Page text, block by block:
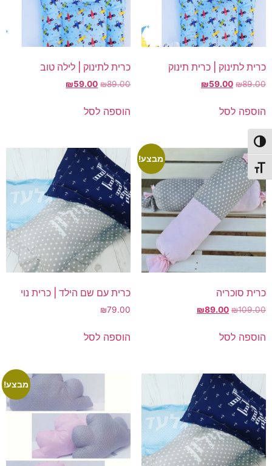
הפעל/כבה ניגודיות גבוהה
מתג גודל גופן
כרית לתינוק | כרית תינוק
₪89.00
המחיר
היה:
₪59.00
הוספה לסל
כרית לתינוק | לילה טוב
₪89.00
המחיר
היה:
₪59.00
המחיר
הוספה לסל
מבצע!
כרית סוכריה
₪109.00
המחיר
היה:
₪89.00
הוספה לסל
כרית עם שם הילד | כרית נוי
₪79.00
הוספה לסל
מבצע!